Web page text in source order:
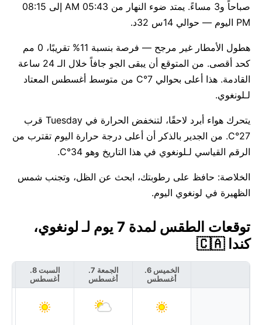
صباحاً و3 مساءً. يمتد ضوء النهار من 05:43 AM إلى 08:15
PM اليوم — حوالي 14س 32د.
هطول الأمطار غير مرجح — فرصة بنسبة 11% تقريبًا، 0 مم
كحد أقصى. من المتوقع أن يبقى الجو جافاً خلال الـ 24 ساعة
القادمة. هذا أعلى بحوالي 7°C من متوسط أغسطس المعتاد
لـلونغوي.
يتحرك هواء أبرد لاحقًا، لتنخفض الحرارة في Tuesday قرب
27°C. من الجدير بالذكر أن أعلى درجة حرارة اليوم تقترب من
الرقم القياسي لـلونغوي في هذا التاريخ وهو 34°C.
الخلاصة: حافظ على رطوبتك، ابحث عن الظل، وتجنب شمس
الظهيرة في لونغوي اليوم.
توقعات الطقس لمدة 7 يوم لـ لونغوي،
كندا 🇨🇦
الخميس 6.
أغسطس
الجمعة 7.
أغسطس
السبت 8.
أغسطس